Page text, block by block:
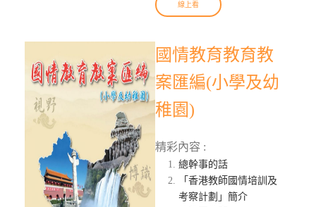
線上看
國情教育教育教
案匯編(小學及幼
稚園)
精彩內容 :
總幹事的話
「香港教師國情培訓及
考察計劃」簡介